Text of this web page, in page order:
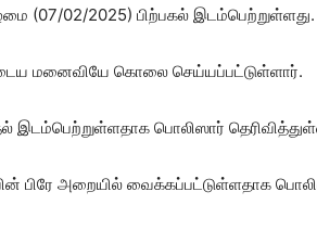
(07/02/2025) பிற்பகல் இடம்பெற்றுள்ளது.
மனைவியே கொலை செய்யப்பட்டுள்ளார்.
இடம்பெற்றுள்ளதாக பொலிஸார்
பிரே அறையில் வைக்கப்பட்டுள்ளதாக